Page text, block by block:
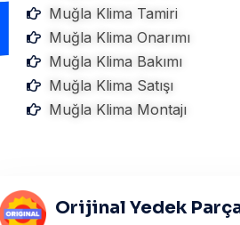
Muğla Klima Tamiri
Muğla Klima Onarımı
Muğla Klima Bakımı
Muğla Klima Satışı
Muğla Klima Montajı
Orijinal Yedek